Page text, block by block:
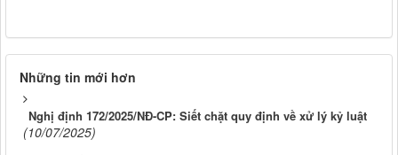
Những tin mới hơn
Nghị định 172/2025/NĐ-CP: Siết chặt quy định về xử lý kỷ luật
(10/07/2025)